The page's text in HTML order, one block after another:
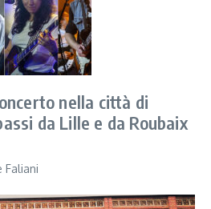
nella città di
da Lille e da Roubaix
Faliani